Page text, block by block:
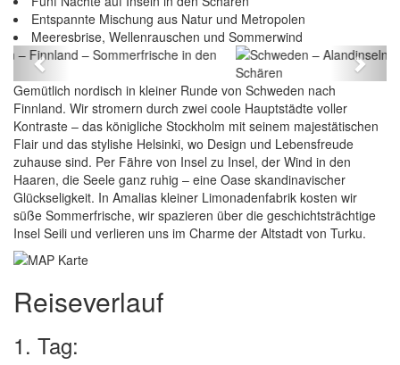
Entspannte Mischung aus Natur und Metropolen
Meeresbrise, Wellenrauschen und Sommerwind
Schweden – Alandinseln – Finnland –
Sommerfrische in den Schären
Previous Next
Gemütlich nordisch in kleiner Runde von Schweden nach
Finnland. Wir stromern durch zwei coole Hauptstädte voller
Kontraste – das königliche Stockholm mit seinem majestätischen
Flair und das stylishe Helsinki, wo Design und Lebensfreude
zuhause sind. Per Fähre von Insel zu Insel, der Wind in den
Haaren, die Seele ganz ruhig – eine Oase skandinavischer
Glückseligkeit. In Amalias kleiner Limonadenfabrik kosten wir
süße Sommerfrische, wir spazieren über die geschichtsträchtige
Insel Seili und verlieren uns im Charme der Altstadt von Turku.
Reiseverlauf
1. Tag: